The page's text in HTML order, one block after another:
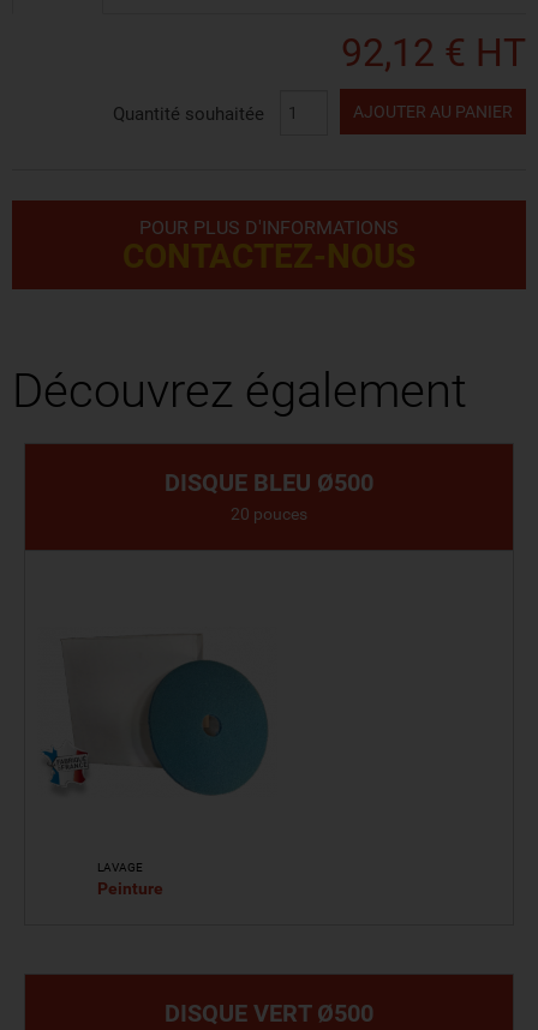
92,12 € HT
Quantité souhaitée AJOUTER AU PANIER
POUR PLUS D'INFORMATIONS
CONTACTEZ-NOUS
Découvrez également
DISQUE BLEU Ø500
20 pouces
VOIR LE PRODUIT
LAVAGE
Peinture
DISQUE VERT Ø500